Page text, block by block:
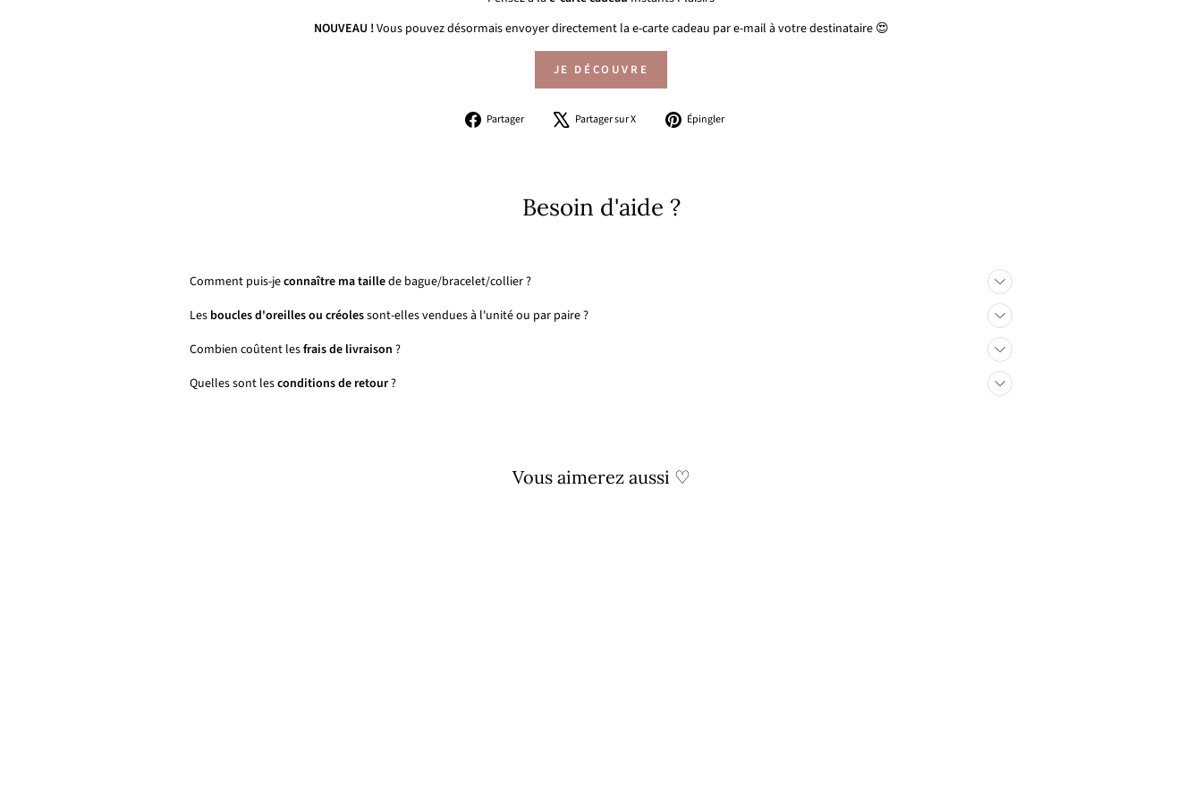
NOUVEAU !Vous pouvez désormais envoyer directement la e-carte cadeau par e-mail à votre destinataire 😍
JE DÉCOUVRE
Partager
PartagerPartager sur X
TweeterÉpingler
Besoin d'aide ?
Comment puis-jeconnaître ma taillede bague/bracelet/collier ?
Les boucles d'oreilles ou créolessont-elles vendues à l'unité ou par paire ?
Combien coûtent lesfrais de livraison ?
Quelles sont lesconditions de retour?
Vous aimerez aussi ♡